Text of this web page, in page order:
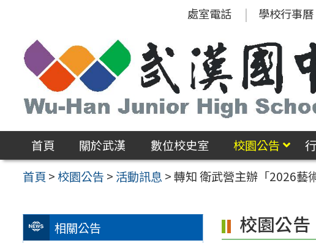
區
處室電話 學校行事曆
首頁 關於武漢 數位校史室 校園公告
首頁 >校園公告 > 活動訊息 >轉知 衛武營主辦「2026藝
相關公告 校園公告